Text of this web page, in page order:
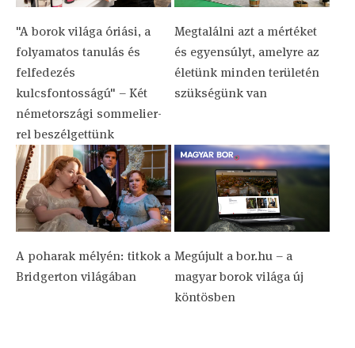
"A borok világa óriási, a
folyamatos tanulás és
felfedezés
kulcsfontosságú" – Két
németországi sommelier-
rel beszélgettünk
Megtalálni azt a mértéket
és egyensúlyt, amelyre az
életünk minden területén
szükségünk van
A poharak mélyén: titkok a
Bridgerton világában
Megújult a bor.hu – a
magyar borok világa új
köntösben